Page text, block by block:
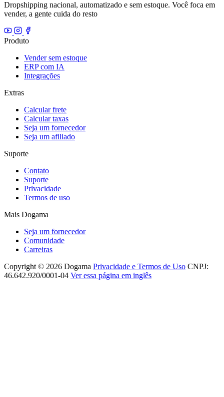
Dropshipping nacional, automatizado e sem estoque. Você foca em
vender, a gente cuida do resto
Produto
Vender sem estoque
ERP com IA
Integrações
Extras
Calcular frete
Calcular taxas
Seja um fornecedor
Seja um afiliado
Suporte
Contato
Suporte
Privacidade
Termos de uso
Mais Dogama
Seja um fornecedor
Comunidade
Carreiras
Copyright © 2026 Dogama Privacidade e Termos de Uso CNPJ:
46.642.920/0001-04 Ver essa página em inglês